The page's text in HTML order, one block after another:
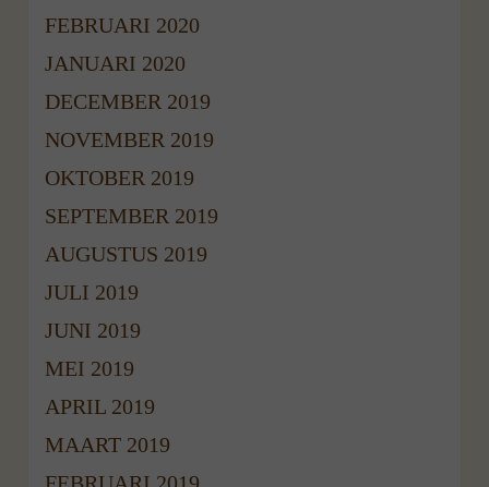
FEBRUARI 2020
JANUARI 2020
DECEMBER 2019
NOVEMBER 2019
OKTOBER 2019
SEPTEMBER 2019
AUGUSTUS 2019
JULI 2019
JUNI 2019
MEI 2019
APRIL 2019
MAART 2019
FEBRUARI 2019